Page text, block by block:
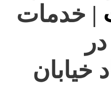
| خدمات
خیابان